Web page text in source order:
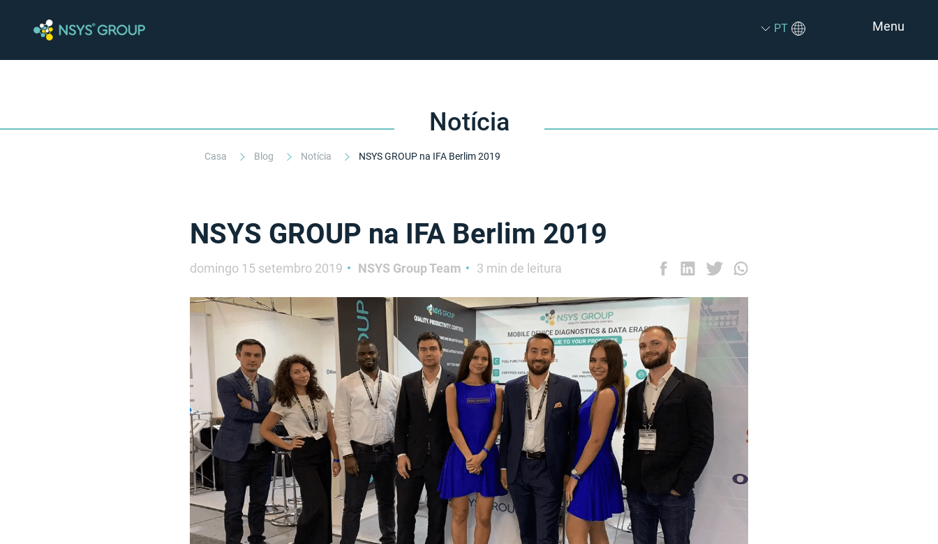
PT Menu
Notícia
Casa Blog Notícia NSYS GROUP na IFA Berlim 2019
NSYS GROUP na IFA Berlim 2019
domingo 15 setembro 2019 NSYS Group Team 3 min de leitura